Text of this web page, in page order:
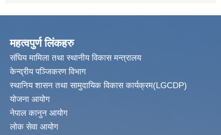
महत्वपुर्ण लिंकहरु
संघिय मामिला तथा स्थानीय विकास मन्त्रालय
केन्द्रीय पञ्जिकरण विभाग
स्थानिय शासन तथा सामुदायिक विकास कार्यक्रम(LGCDP)
योजना आयोग
नेपाल कानुन आयोग
लोक सेवा आयोग